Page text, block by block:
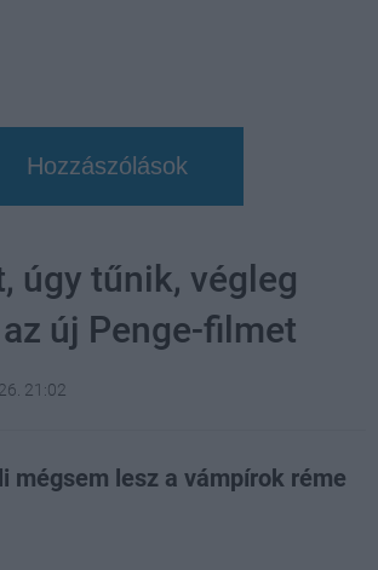
Hozzászólások
úgy tűnik, végleg
új Penge-filmet
21:02
mégsem lesz a vámpírok réme